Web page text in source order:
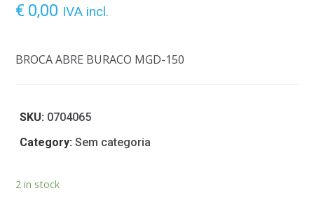
€ 0,00 IVA incl.
BROCA ABRE BURACO MGD-150
SKU: 0704065
Category:Sem categoria
2 in stock